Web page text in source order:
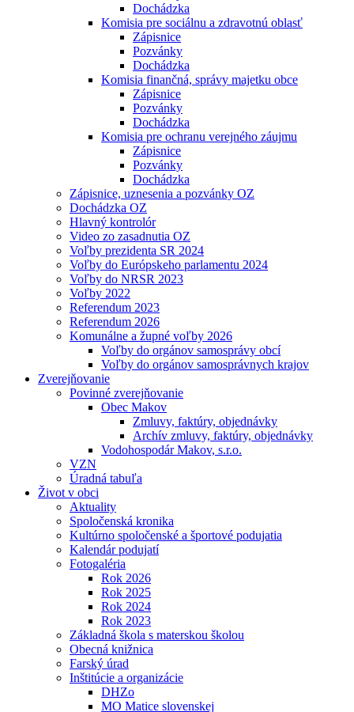
Dochádzka
Komisia pre sociálnu a zdravotnú oblasť
Zápisnice
Pozvánky
Dochádzka
Komisia finančná, správy majetku obce
Zápisnice
Pozvánky
Dochádzka
Komisia pre ochranu verejného záujmu
Zápisnice
Pozvánky
Dochádzka
Zápisnice, uznesenia a pozvánky OZ
Dochádzka OZ
Hlavný kontrolór
Video zo zasadnutia OZ
Voľby prezidenta SR 2024
Voľby do Európskeho parlamentu 2024
Voľby do NRSR 2023
Voľby 2022
Referendum 2023
Referendum 2026
Komunálne a župné voľby 2026
Voľby do orgánov samosprávy obcí
Voľby do orgánov samosprávnych krajov
Zverejňovanie
Povinné zverejňovanie
Obec Makov
Zmluvy, faktúry, objednávky
Archív zmluvy, faktúry, objednávky
Vodohospodár Makov, s.r.o.
VZN
Úradná tabuľa
Život v obci
Aktuality
Spoločenská kronika
Kultúrno spoločenské a športové podujatia
Kalendár podujatí
Fotogaléria
Rok 2026
Rok 2025
Rok 2024
Rok 2023
Základná škola s materskou školou
Obecná knižnica
Farský úrad
Inštitúcie a organizácie
DHZo
MO Matice slovenskej